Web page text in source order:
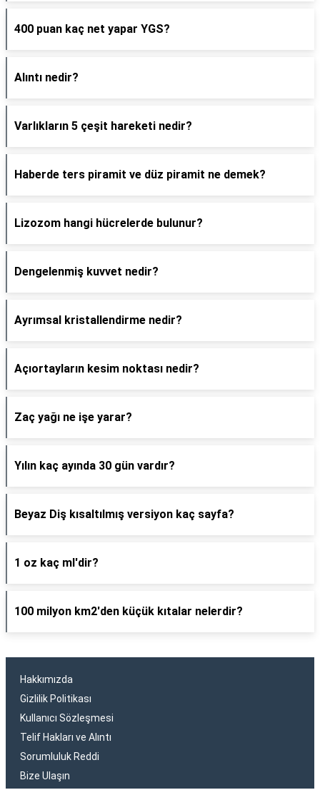
400 puan kaç net yapar YGS?
Alıntı nedir?
Varlıkların 5 çeşit hareketi nedir?
Haberde ters piramit ve düz piramit ne demek?
Lizozom hangi hücrelerde bulunur?
Dengelenmiş kuvvet nedir?
Ayrımsal kristallendirme nedir?
Açıortayların kesim noktası nedir?
Zaç yağı ne işe yarar?
Yılın kaç ayında 30 gün vardır?
Beyaz Diş kısaltılmış versiyon kaç sayfa?
1 oz kaç ml'dir?
100 milyon km2'den küçük kıtalar nelerdir?
Hakkımızda
Gizlilik Politikası
Kullanıcı Sözleşmesi
Telif Hakları ve Alıntı
Sorumluluk Reddi
Bize Ulaşın